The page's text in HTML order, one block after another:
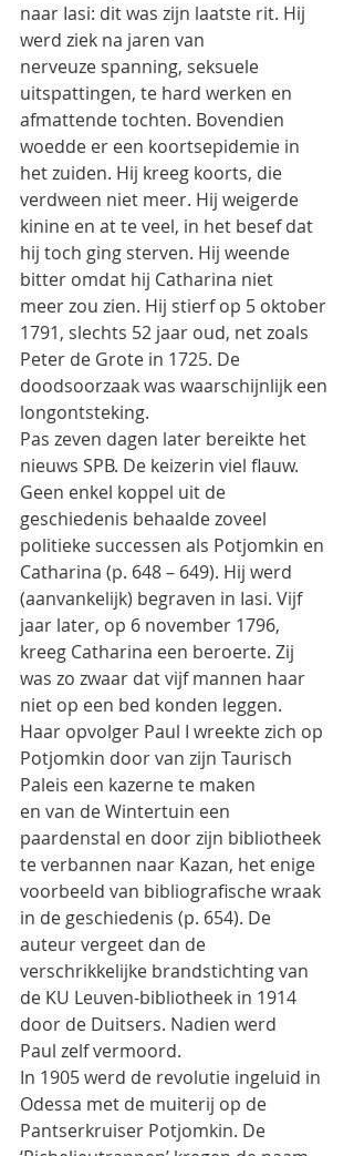
naar Iasi: dit was zijn laatste rit. Hij
werd ziek na jaren van
nerveuze spanning, seksuele
uitspattingen, te hard werken en
afmattende tochten. Bovendien
woedde er een koortsepidemie in
het zuiden. Hij kreeg koorts, die
verdween niet meer. Hij weigerde
kinine en at te veel, in het besef dat
hij toch ging sterven. Hij weende
bitter omdat hij Catharina niet
meer zou zien. Hij stierf op 5 oktober
1791, slechts 52 jaar oud, net zoals
Peter de Grote in 1725. De
doodsoorzaak was waarschijnlijk een
longontsteking.
Pas zeven dagen later bereikte het
nieuws SPB. De keizerin viel flauw.
Geen enkel koppel uit de
geschiedenis behaalde zoveel
politieke successen als Potjomkin en
Catharina (p. 648 – 649). Hij werd
(aanvankelijk) begraven in Iasi. Vijf
jaar later, op 6 november 1796,
kreeg Catharina een beroerte. Zij
was zo zwaar dat vijf mannen haar
niet op een bed konden leggen.
Haar opvolger Paul I wreekte zich op
Potjomkin door van zijn Taurisch
Paleis een kazerne te maken
en van de Wintertuin een
paardenstal en door zijn bibliotheek
te verbannen naar Kazan, het enige
voorbeeld van bibliografische wraak
in de geschiedenis (p. 654). De
auteur vergeet dan de
verschrikkelijke brandstichting van
de KU Leuven-bibliotheek in 1914
door de Duitsers. Nadien werd
Paul zelf vermoord.
In 1905 werd de revolutie ingeluid in
Odessa met de muiterij op de
Pantserkruiser Potjomkin. De